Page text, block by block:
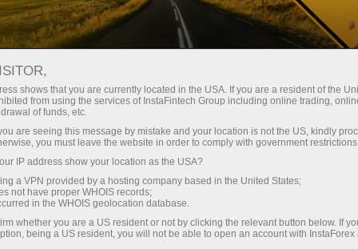
InstaForex bilan siz haqiqatan
ega bo‘lasiz: 1:5000 gacha kredit
yelkasi, bozordagi eng yaxshi
spred va komissiyalardan biri,
shuningdek aksiyalar va indekslar
bilan savdo qilish uchun qulay
shartlar.
Kichik
Har bir depozit uchun
30% bonus
Savdoda
va trassada tezlik
shows that you are currently located in the USA. If you are a resident of the
from using the services of InstaFintech Group including online trading,
of funds, etc.
are seeing this message by mistake and your location is not the US, kindly
you must leave the website in order to comply with government
IP address show your location as the USA?
a VPN provided by a hosting company based in the United States;
not have proper WHOIS records;
in the WHOIS geolocation database.
whether you are a US resident or not by clicking the relevant button below. If
being a US resident, you will not be able to open an account with InstaForex